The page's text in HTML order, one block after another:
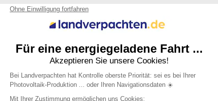
terraren.com
grondverpachten.nl
Datenschutzrichtlinie